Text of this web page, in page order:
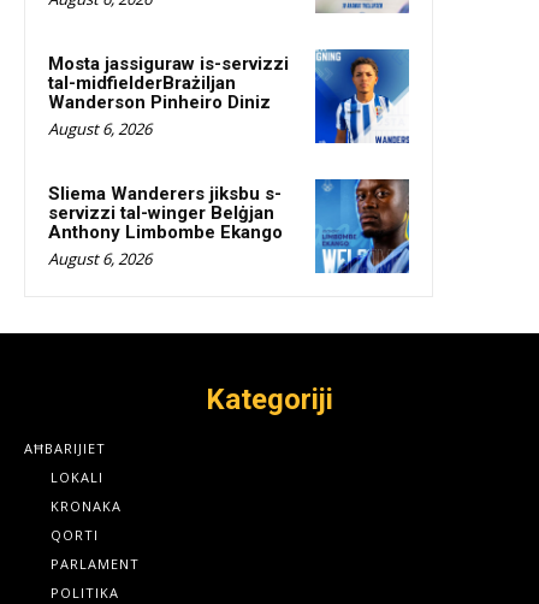
Mosta jassiguraw is-servizzi
tal-midfielderBrażiljan
Wanderson Pinheiro Diniz
August 6, 2026
Sliema Wanderers jiksbu s-
servizzi tal-winger Belġjan
Anthony Limbombe Ekango
August 6, 2026
Kategoriji
AĦBARIJIET
LOKALI
KRONAKA
QORTI
PARLAMENT
POLITIKA